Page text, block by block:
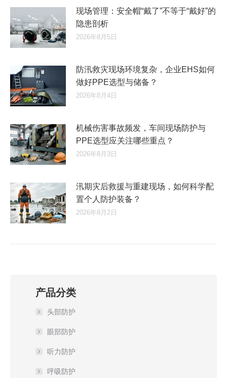
现场管理：安全帽“戴了”不等于“戴好”的
隐患剖析
2026年8月5日
防汛救灾现场环境复杂，企业EHS如何
做好PPE选型与储备？
2026年8月4日
机械伤害事故频发，车间现场防护与
PPE选型应关注哪些重点？
2026年8月3日
汛期灾后救援与重建现场，如何科学配
置个人防护装备？
2026年8月2日
产品分类
头部防护
眼部防护
听力防护
呼吸防护